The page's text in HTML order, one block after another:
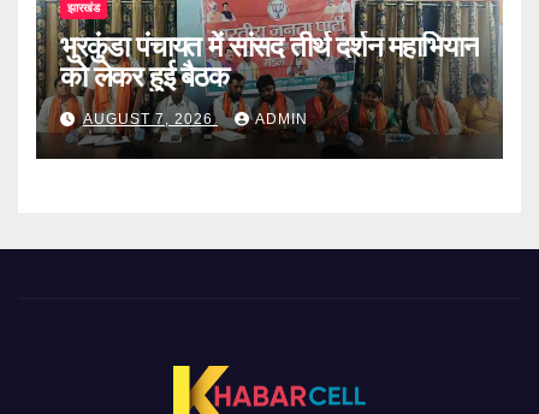
झारखंड
भुरकुंडा पंचायत में सांसद तीर्थ दर्शन महाभियान
को लेकर हुई बैठक
AUGUST 7, 2026 ADMIN